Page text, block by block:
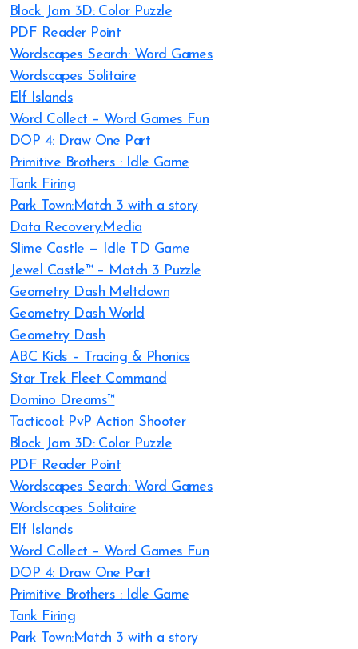
Block Jam 3D: Color Puzzle
PDF Reader Point
Wordscapes Search: Word Games
Wordscapes Solitaire
Elf Islands
Word Collect – Word Games Fun
DOP 4: Draw One Part
Primitive Brothers : Idle Game
Tank Firing
Park Town:Match 3 with a story
Data Recovery:Media
Slime Castle — Idle TD Game
Jewel Castle™ – Match 3 Puzzle
Geometry Dash Meltdown
Geometry Dash World
Geometry Dash
ABC Kids – Tracing & Phonics
Star Trek Fleet Command
Domino Dreams™
Tacticool: PvP Action Shooter
Block Jam 3D: Color Puzzle
PDF Reader Point
Wordscapes Search: Word Games
Wordscapes Solitaire
Elf Islands
Word Collect – Word Games Fun
DOP 4: Draw One Part
Primitive Brothers : Idle Game
Tank Firing
Park Town:Match 3 with a story